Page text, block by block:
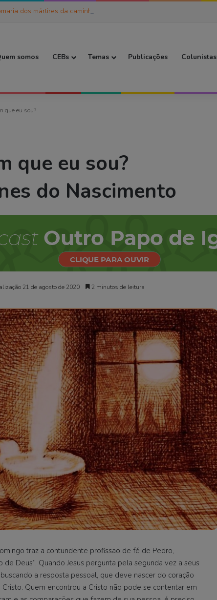
dos mártires da caminhada
Inicialsomos CEBs Temas Publicações Colunistas
que eu sou?
que eu sou?
do Nascimento
21 de agosto de 2020 2 minutos de leitura
traz a contundente profissão de fé de Pedro,
de Deus”. Quando Jesus pergunta pela segunda vez a seus
a resposta pessoal, que deve nascer do coração
Quem encontrou a Cristo não pode se contentar em